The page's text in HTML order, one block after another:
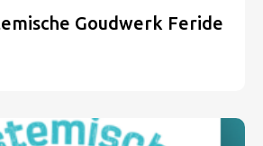
Goudwerk Feride